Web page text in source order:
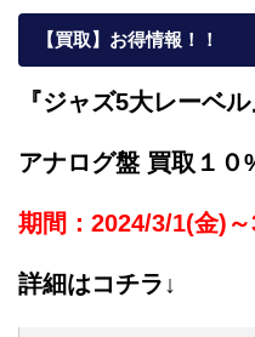
【買取】お得情報！！
『ジャズ5大レーベ
アナログ盤 買取１０
期間：2024/3/1(金)
詳細はコチラ↓